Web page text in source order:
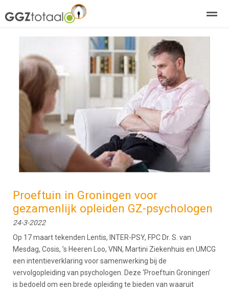
abonneren adverteren
Home Zoeken Pagina's
Proeftuin in Groningen voor
gezamenlijk opleiden GZ-psychologen
24-3-2022
Op 17 maart tekenden Lentis, INTER-PSY, FPC Dr. S. van
Mesdag, Cosis, ’s Heeren Loo, VNN, Martini Ziekenhuis en UMCG
een intentieverklaring voor samenwerking bij de
vervolgopleiding van psychologen. Deze ‘Proeftuin Groningen’
is bedoeld om een brede opleiding te bieden van waaruit